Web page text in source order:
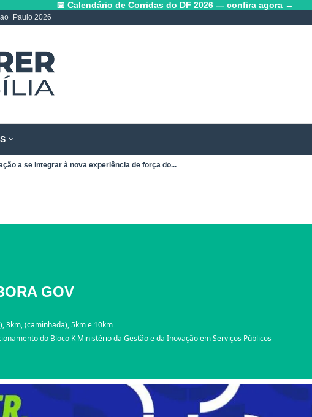
📅 Calendário de Corridas do DF 2026 — confira agora →
2026
a se integrar à nova experiência de força do...
GOV
3km, (caminhada), 5km e 10km
do Bloco K Ministério da Gestão e da Inovação em Serviços Públicos